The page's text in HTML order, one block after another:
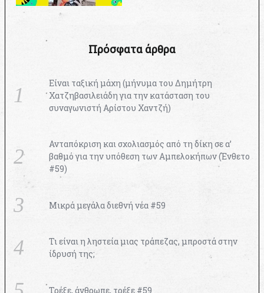
Πρόσφατα άρθρα
Είναι ταξική μάχη (μήνυμα του Δημήτρη
Χατζηβασιλειάδη για την κατάσταση του
συναγωνιστή Αρίστου Χαντζή)
Ανταπόκριση και σχολιασμός από τη δίκη σε α’
βαθμό για την υπόθεση των Αμπελοκήπων (Ένθετο
#59)
Μικρά μεγάλα διεθνή νέα #59
Τι είναι η ληστεία μιας τράπεζας, μπροστά στην
ίδρυσή της;
Τρέξε, άνθρωπε, τρέξε #59